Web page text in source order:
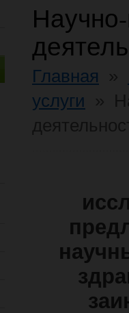
Главная
услуги